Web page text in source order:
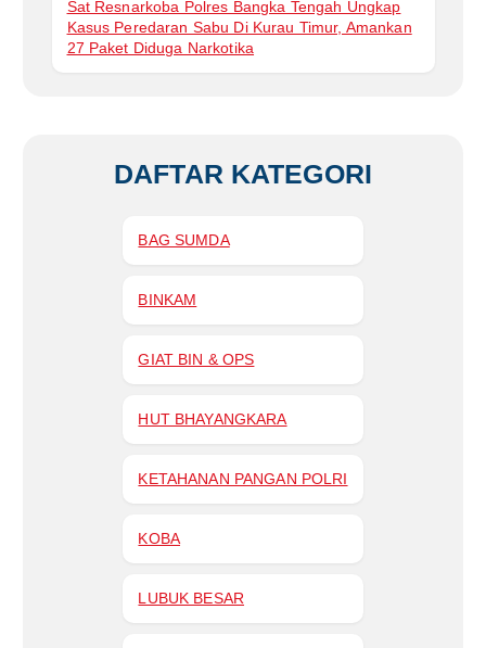
Sat Resnarkoba Polres Bangka Tengah Ungkap
Kasus Peredaran Sabu Di Kurau Timur, Amankan
27 Paket Diduga Narkotika
DAFTAR KATEGORI
BAG SUMDA
BINKAM
GIAT BIN & OPS
HUT BHAYANGKARA
KETAHANAN PANGAN POLRI
KOBA
LUBUK BESAR